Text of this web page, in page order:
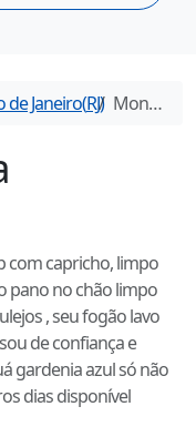
de Janeiro(RJ) Monique
com capricho, limpo
pano no chão limpo
, seu fogão lavo
de confiança e
gardenia azul só não
dias disponível